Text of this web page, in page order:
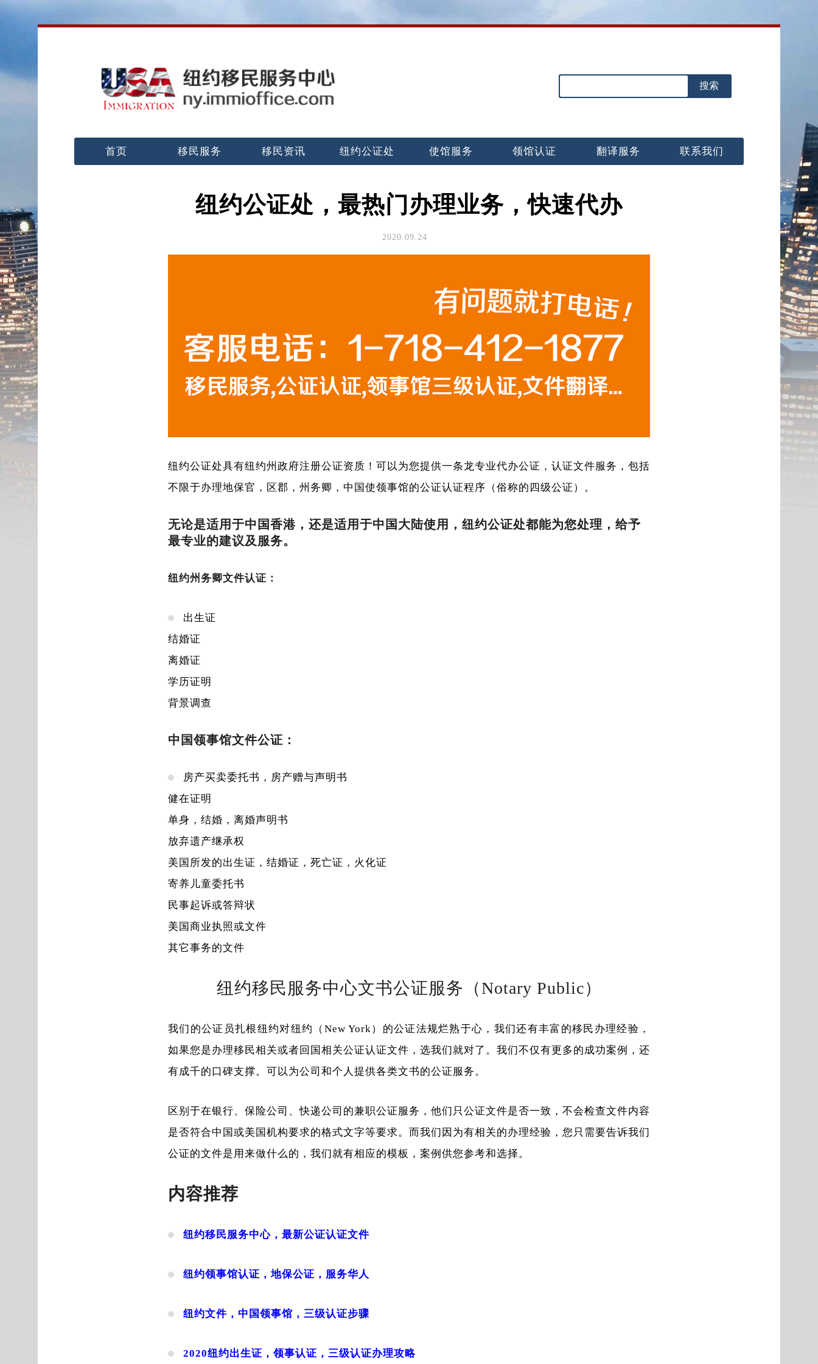
首页 移民服务 移民资讯 纽约公证处 使馆服务 领馆认证 翻译服务 联系我们
纽约公证处，最热门办理业务，快速代办
2020.09.24
纽约公证处具有纽约州政府注册公证资质！可以为您提供一条龙专业代办公证，认证文件服务，包括
不限于办理地保官，区郡，州务卿，中国使领事馆的公证认证程序（俗称的四级公证）。
无论是适用于中国香港，还是适用于中国大陆使用，纽约公证处都能为您处理，给予
最专业的建议及服务。
纽约州务卿文件认证：
出生证
结婚证
离婚证
学历证明
背景调查
中国领事馆文件公证：
房产买卖委托书，房产赠与声明书
健在证明
单身，结婚，离婚声明书
放弃遗产继承权
美国所发的出生证，结婚证，死亡证，火化证
寄养儿童委托书
民事起诉或答辩状
美国商业执照或文件
其它事务的文件
纽约移民服务中心文书公证服务（Notary Public）
我们的公证员扎根纽约对纽约（ New York ）的公证法规烂熟于心，我们还有丰富的移民办理经验，
如果您是办理移民相关或者回国相关公证认证文件，选我们就对了。我们不仅有更多的成功案例，还
有成千的口碑支撑。可以为公司和个人提供各类文书的公证服务。
区别于在银行、保险公司、快递公司的兼职公证服务，他们只公证文件是否一致，不会检查文件内容
是否符合中国或美国机构要求的格式文字等要求。而我们因为有相关的办理经验，您只需要告诉我们
公证的文件是用来做什么的，我们就有相应的模板，案例供您参考和选择。
内容推荐
纽约移民服务中心，最新公证认证文件
纽约领事馆认证，地保公证，服务华人
纽约文件，中国领事馆，三级认证步骤
2020纽约出生证，领事认证，三级认证办理攻略